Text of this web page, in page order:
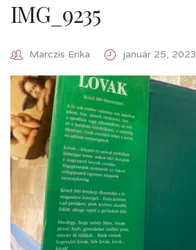
IMG_9235
Marczis Erika január 25, 2023